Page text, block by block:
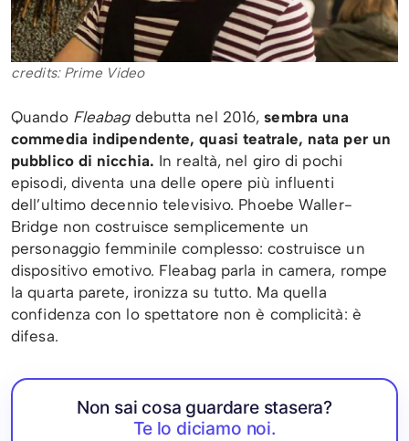
credits: Prime Video
Quando Fleabagdebutta nel 2016,sembra una
commedia indipendente, quasi teatrale, nata per un
pubblico di nicchia. In realtà, nel giro di pochi
episodi, diventa una delle opere più influenti
dell’ultimo decennio televisivo. Phoebe Waller-
Bridge non costruisce semplicemente un
personaggio femminile complesso: costruisce un
dispositivo emotivo. Fleabag parla in camera, rompe
la quarta parete, ironizza su tutto. Ma quella
confidenza con lo spettatore non è complicità: è
difesa.
Non sai cosa guardare stasera?
Te lo diciamo noi.